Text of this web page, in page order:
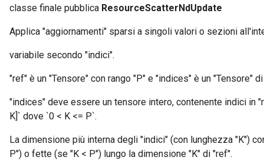
classe finale pubblica ResourceScatterNdUpdate
Applica "aggiornamenti" sparsi a singoli valori o sezioni
variabile secondo "indici".
"ref" è un "Tensore" con rango "P" e "indices" è un "Tensore" di
"indices" deve essere un tensore intero, contenente indici in
K]` dove `0 < K <= P`.
La dimensione più interna degli "indici" (con lunghezza "K")
P") o fette (se "K < P") lungo la dimensione "K" di "ref".